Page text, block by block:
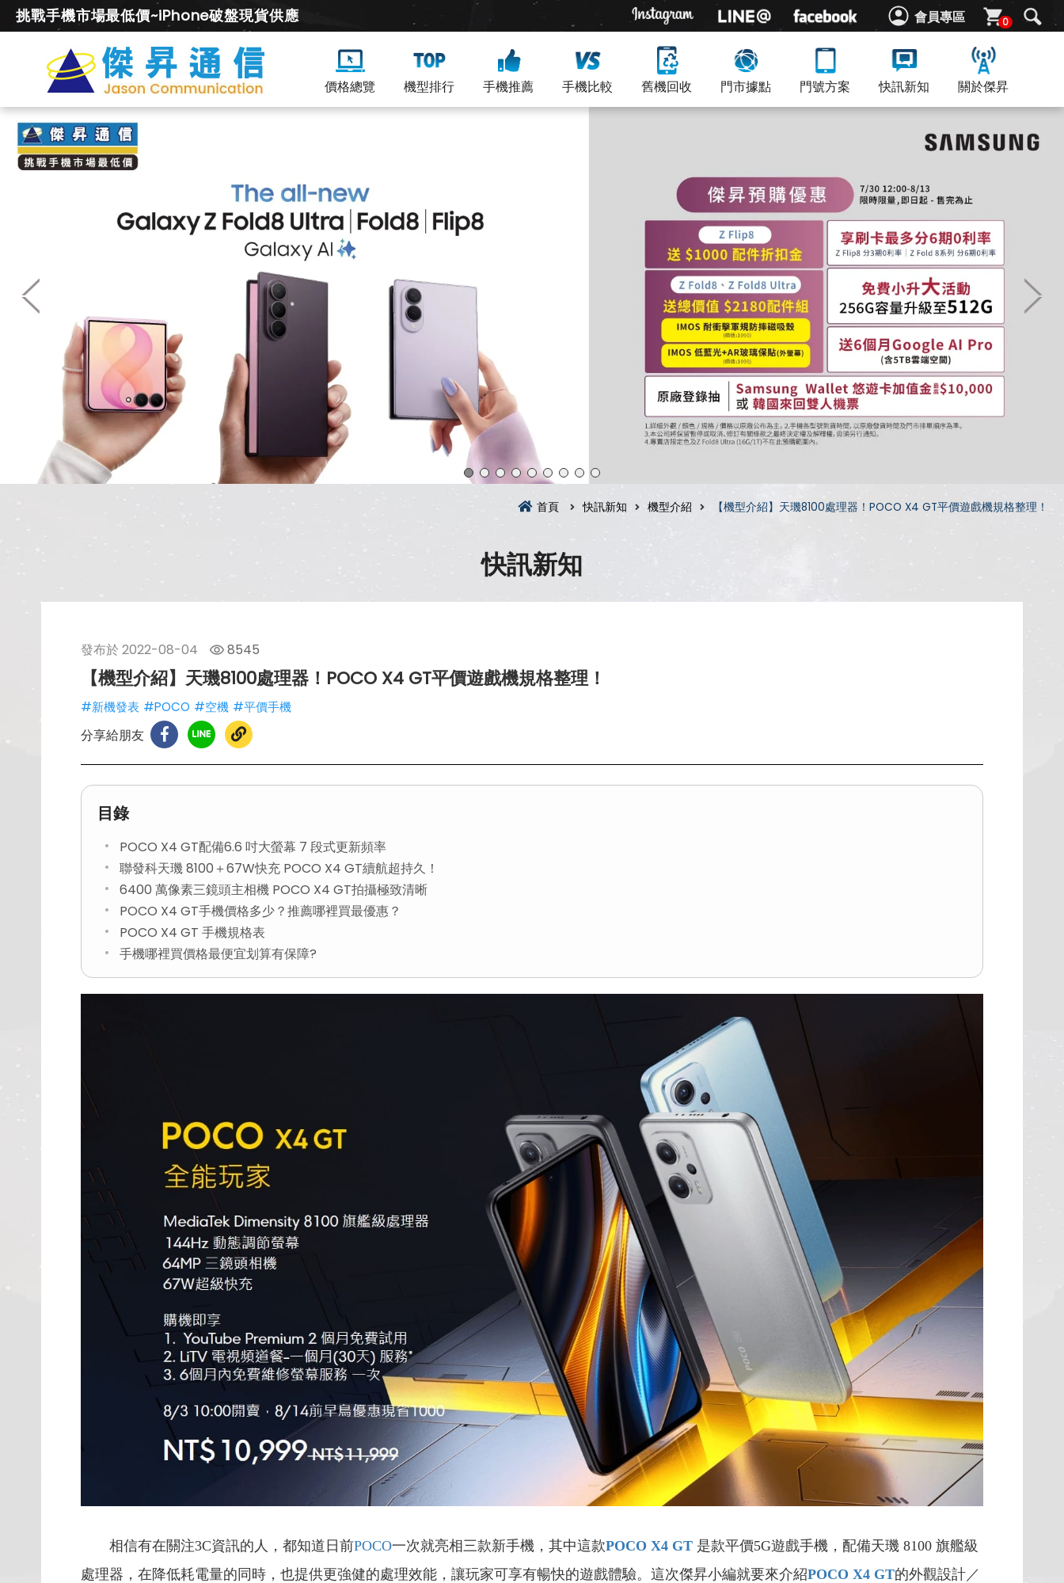
會員專區 0
挑戰手機市場最低價~iPhone破盤現貨供應
價格總覽 機型排行 手機推薦 手機比較 舊機回收 門市據點 門號方案 快訊新知 關於傑昇
首頁 快訊新知 機型介紹 【機型介紹】天璣8100處理器！POCO X4 GT平價遊戲機規格整理！
快訊新知
發布於 2022-08-04 8545
【機型介紹】天璣8100處理器！POCO X4 GT平價遊戲機規格整理！
#新機發表 #POCO #空機 #平價手機
分享給朋友
目錄
POCO X4 GT配備6.6 吋大螢幕 7 段式更新頻率
聯發科天璣 8100＋67W快充 POCO X4 GT續航超持久！
6400 萬像素三鏡頭主相機 POCO X4 GT拍攝極致清晰
POCO X4 GT手機價格多少？推薦哪裡買最優惠？
POCO X4 GT 手機規格表
手機哪裡買價格最便宜划算有保障?
相信有在關注3C資訊的人，都知道日前POCO一次就亮相三款新手機，其中這款POCO X4 GT 是款平價5G遊戲手機，配備天璣 8100 旗艦級
處理器， 在降低耗電量的同時，也提供更強健的處理效能，讓玩家可享有暢快的遊戲體驗。這次傑昇小編就要來介紹POCO X4 GT的外觀設計／